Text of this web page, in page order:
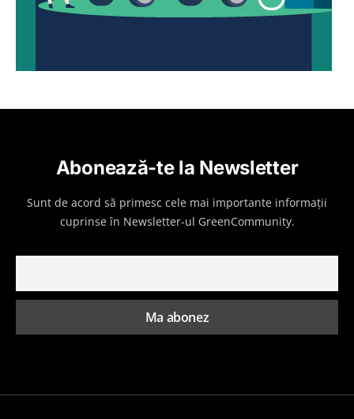
Abonează-te la Newsletter
Sunt de acord să primesc cele mai importante informații
cuprinse în Newsletter-ul GreenCommunity.